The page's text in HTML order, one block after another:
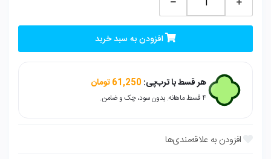
سیلیکونی
پاکنی
-
مشکی
عدد
افزودن به سبد خرید
هر قسط با ترب‌پی:61,250تومان
۴ قسط ماهانه. بدون سود، چک و ضامن.